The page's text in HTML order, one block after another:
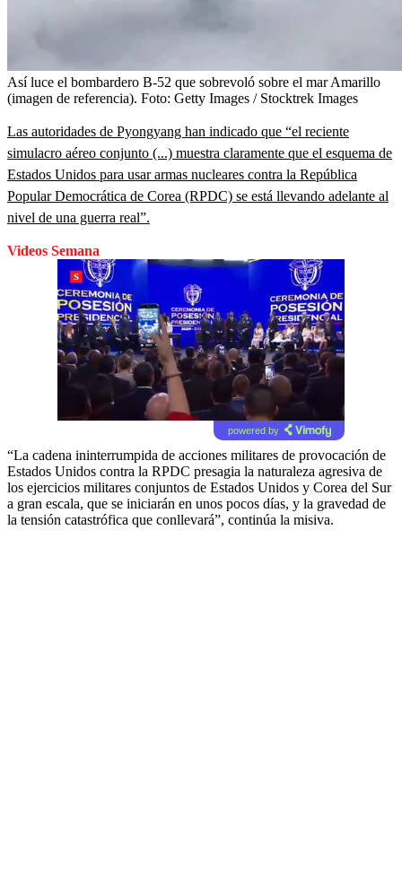
Así luce el bombardero B-52 que sobrevoló sobre el mar Amarillo
(imagen de referencia). Foto: Getty Images / Stocktrek Images
Las autoridades de Pyongyang han indicado que “el reciente
simulacro aéreo conjunto (...) muestra claramente que el esquema de
Estados Unidos para usar armas nucleares contra la República
Popular Democrática de Corea (RPDC) se está llevando adelante al
nivel de una guerra real”.
Videos Semana
powered by
“La cadena ininterrumpida de acciones militares de provocación de
Estados Unidos contra la RPDC presagia la naturaleza agresiva de
los ejercicios militares conjuntos de Estados Unidos y Corea del Sur
a gran escala, que se iniciarán en unos pocos días, y la gravedad de
la tensión catastrófica que conllevará”, continúa la misiva.